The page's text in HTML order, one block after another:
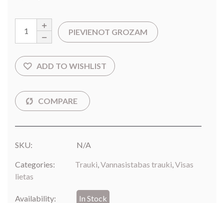
PIEVIENOT GROZAM
SKU: N/A
Categories: Trauki,Vannasistabas trauki,Visas
lietas
Availability: In Stock